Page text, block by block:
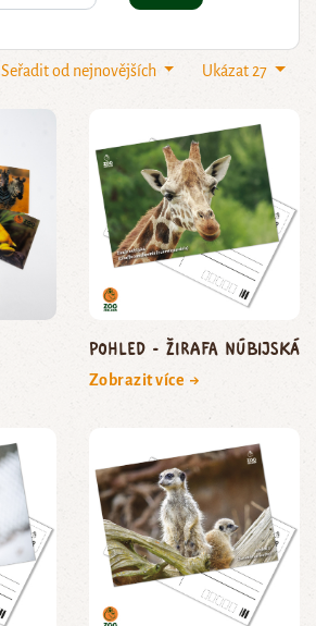
Ukázat 27
Seřadit od nejnovějších
Pohled - žirafa núbijská
Zobrazit více →